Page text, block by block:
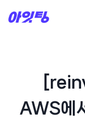
AWS에